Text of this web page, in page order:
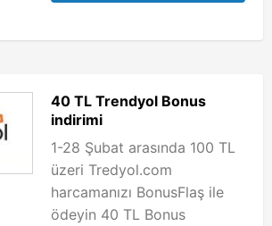
40 TL Trendyol Bonus
indirimi
1-28 Şubat arasında 100 TL
üzeri Tredyol.com
harcamanızı BonusFlaş ile
ödeyin 40 TL Bonus